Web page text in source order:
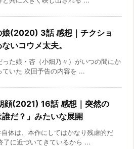
娘(2020) 3話 感想｜チクショ
いコウメ太夫。
った娘・杏（小畑乃々）がいつの間にか
ていた 次回予告の内容を ...
顔(2021) 16話 感想｜突然の
誰だ？」みたいな展開
体は、本作にしてはかなり残虐的だ
了に近づいてきているから ...